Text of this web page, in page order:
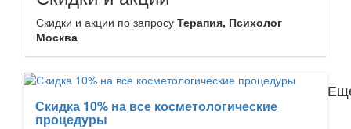
Скидки и акции по запросу Терапия, Психолог
Москва
Скидка 10% на все косметологические
процедуры